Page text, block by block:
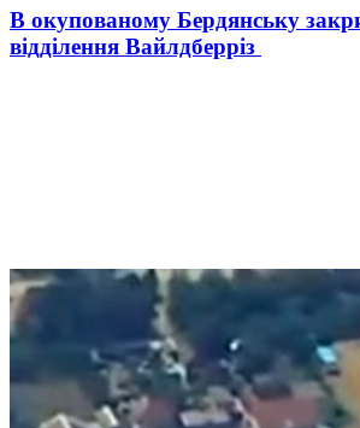
В окупованому Бердянську
відділення Вайлдберріз